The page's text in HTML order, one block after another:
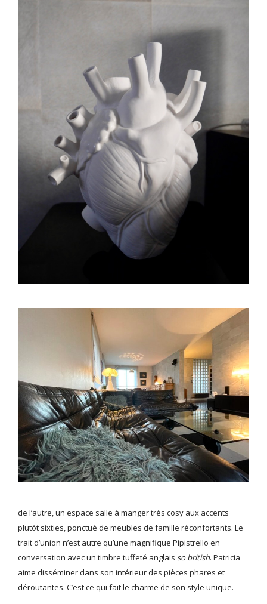
de l’autre, un espace salle à manger très cosy aux accents
plutôt sixties, ponctué de meubles de famille réconfortants. Le
trait d’union n’est autre qu’une magnifique Pipistrello en
conversation avec un timbre tuffeté anglais so british. Patricia
aime disséminer dans son intérieur des pièces phares et
déroutantes. C’est ce qui fait le charme de son style unique.